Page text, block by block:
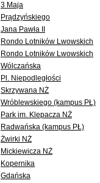
3 Maja
Prądzyńskiego
Jana Pawła II
Rondo Lotników Lwowskich
Rondo Lotników Lwowskich
Wólczańska
Pl. Niepodległości
Skrzywana NŻ
Wróblewskiego (kampus PŁ)
Park im. Klepacza NŻ
Radwańska (kampus PŁ)
Żwirki NŻ
Mickiewicza NŻ
Kopernika
Gdańska